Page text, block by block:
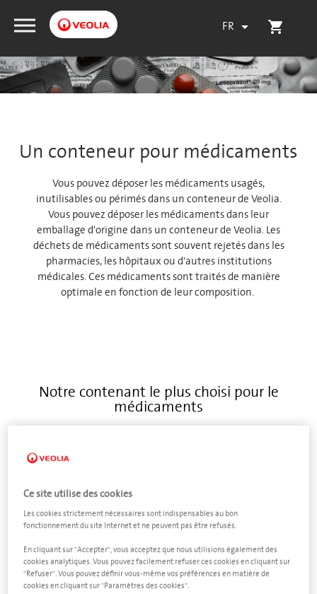
shopping_cart
FR 
Un conteneur pour médicaments
Vous pouvez déposer les médicaments usagés,
inutilisables ou périmés dans un conteneur de Veolia.
Vous pouvez déposer les médicaments dans leur
emballage d'origine dans un conteneur de Veolia. Les
déchets de médicaments sont souvent rejetés dans les
pharmacies, les hôpitaux ou d'autres institutions
médicales. Ces médicaments sont traités de manière
optimale en fonction de leur composition.
Notre contenant le plus choisi pour le
médicaments
Ce site utilise des cookies
Les cookies strictement nécessaires sont indispensables au bon
fonctionnement du site Internet et ne peuvent pas être refusés.
En cliquant sur "Accepter", vous acceptez que nous utilisions également des
cookies analytiques. Vous pouvez facilement refuser ces cookies en cliquant sur
"Refuser". Vous pouvez définir vous-même vos préférences en matière de
cookies en cliquant sur "Paramètres des cookies".